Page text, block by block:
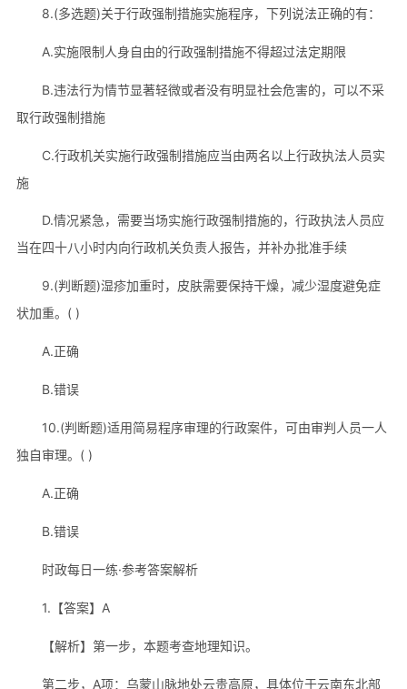
8.(多选题)关于行政强制措施实施程序，下列说法正确的有：
A.实施限制人身自由的行政强制措施不得超过法定期限
B.违法行为情节显著轻微或者没有明显社会危害的，可以不采
取行政强制措施
C.行政机关实施行政强制措施应当由两名以上行政执法人员实
施
D.情况紧急，需要当场实施行政强制措施的，行政执法人员应
当在四十八小时内向行政机关负责人报告，并补办批准手续
9.(判断题)湿疹加重时，皮肤需要保持干燥，减少湿度避免症
状加重。( )
A.正确
B.错误
10.(判断题)适用简易程序审理的行政案件，可由审判人员一人
独自审理。( )
A.正确
B.错误
时政每日一练·参考答案解析
1.【答案】A
【解析】第一步，本题考查地理知识。
第二步，A项：乌蒙山脉地处云贵高原，具体位于云南东北部